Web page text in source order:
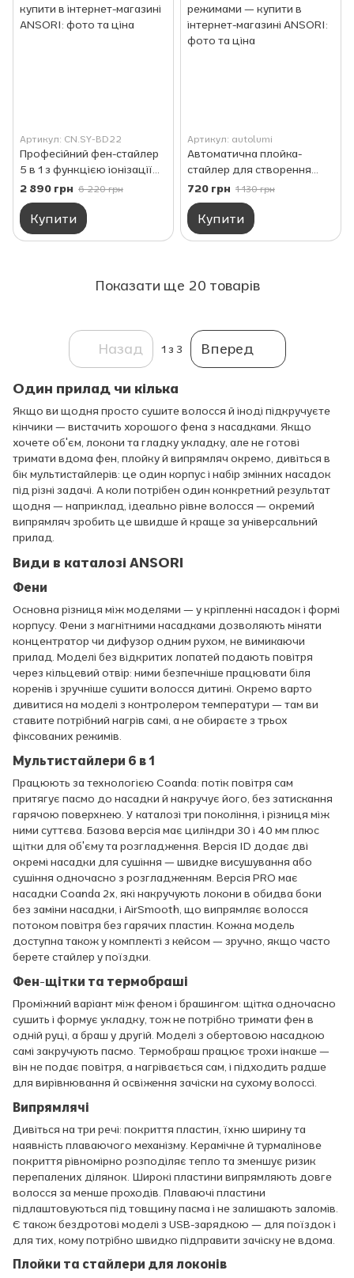
Артикул: CN.SY-BD22
Професійний фен-стайлер
5 в 1 з функцією іонізації
для делікатного сушіння та
безпечного укладання
волосся
2 890 грн 6 220 грн
Купити
Артикул: autolumi
Автоматична плойка-
стайлер для створення
локонів з іонізацією,
функцією автообертання
та трьома температурними
режимами
720 грн 1 130 грн
Купити
Показати ще 20 товарів
Назад 1 з 3 Вперед
Один прилад чи кілька
Якщо ви щодня просто сушите волосся й іноді підкручуєте
кінчики — вистачить хорошого фена з насадками. Якщо
хочете об'єм, локони та гладку укладку, але не готові
тримати вдома фен, плойку й випрямляч окремо, дивіться в
бік мультистайлерів: це один корпус і набір змінних насадок
під різні задачі. А коли потрібен один конкретний результат
щодня — наприклад, ідеально рівне волосся — окремий
випрямляч зробить це швидше й краще за універсальний
прилад.
Види в каталозі ANSORI
Фени
Основна різниця між моделями — у кріпленні насадок і формі
корпусу. Фени з магнітними насадками дозволяють міняти
концентратор чи дифузор одним рухом, не вимикаючи
прилад. Моделі без відкритих лопатей подають повітря
через кільцевий отвір: ними безпечніше працювати біля
коренів і зручніше сушити волосся дитині. Окремо варто
дивитися на моделі з контролером температури — там ви
ставите потрібний нагрів самі, а не обираєте з трьох
фіксованих режимів.
Мультистайлери 6 в 1
Працюють за технологією Coanda: потік повітря сам
притягує пасмо до насадки й накручує його, без затискання
гарячою поверхнею. У каталозі три покоління, і різниця між
ними суттєва. Базова версія має циліндри 30 і 40 мм плюс
щітки для об'єму та розгладження. Версія ID додає дві
окремі насадки для сушіння — швидке висушування або
сушіння одночасно з розгладженням. Версія PRO має
насадки Coanda 2x, які накручують локони в обидва боки
без заміни насадки, і AirSmooth, що випрямляє волосся
потоком повітря без гарячих пластин. Кожна модель
доступна також у комплекті з кейсом — зручно, якщо часто
берете стайлер у поїздки.
Фен-щітки та термобраші
Проміжний варіант між феном і брашингом: щітка одночасно
сушить і формує укладку, тож не потрібно тримати фен в
одній руці, а браш у другій. Моделі з обертовою насадкою
самі закручують пасмо. Термобраш працює трохи інакше —
він не подає повітря, а нагрівається сам, і підходить радше
для вирівнювання й освіження зачіски на сухому волоссі.
Випрямлячі
Дивіться на три речі: покриття пластин, їхню ширину та
наявність плаваючого механізму. Керамічне й турмалінове
покриття рівномірно розподіляє тепло та зменшує ризик
перепалених ділянок. Широкі пластини випрямляють довге
волосся за менше проходів. Плаваючі пластини
підлаштовуються під товщину пасма і не залишають заломів.
Є також бездротові моделі з USB-зарядкою — для поїздок і
для тих, кому потрібно швидко підправити зачіску не вдома.
Плойки та стайлери для локонів